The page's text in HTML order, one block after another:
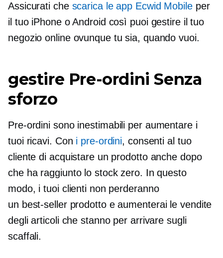
Assicurati che scarica le app Ecwid Mobileper
il tuo iPhone o Android così puoi gestire il tuo
negozio online ovunque tu sia, quando vuoi.
gestire Pre-ordini Senza
sforzo
Pre-ordini sono inestimabili per aumentare i
tuoi ricavi. Con i pre-ordini, consenti al tuo
cliente di acquistare un prodotto anche dopo
che ha raggiunto lo stock zero. In questo
modo, i tuoi clienti non perderanno
un best-sellerprodotto e aumenterai le vendite
degli articoli che stanno per arrivare sugli
scaffali.